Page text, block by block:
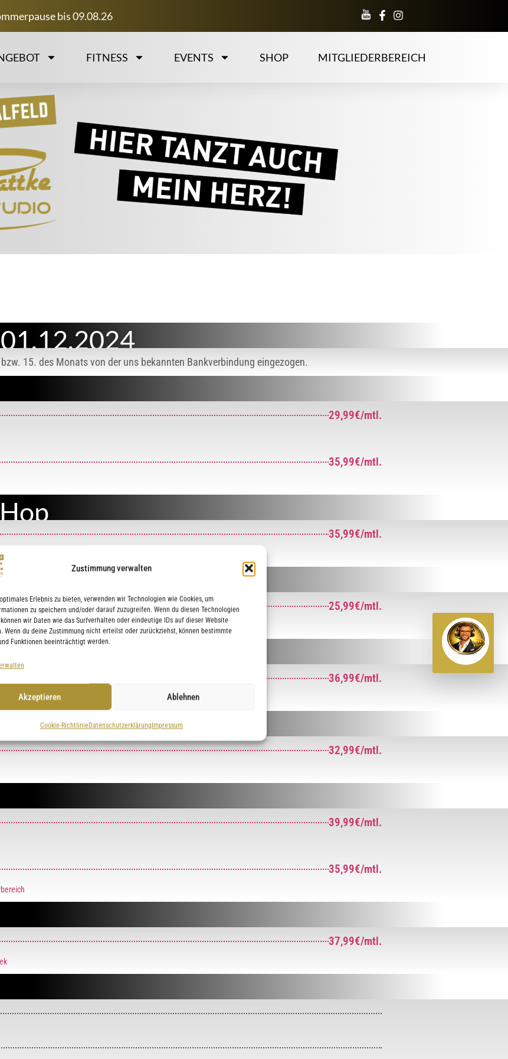
Zustimmung verwalten
Erlebnis zu bieten, verwenden wir Technologien wie Cookies, um
zu speichern und/oder darauf zuzugreifen. Wenn du diesen Technologien
wir Daten wie das Surfverhalten oder eindeutige IDs auf dieser Website
Wenn du deine Zustimmung nicht erteilst oder zurückziehst, können bestimmte
Funktionen beeinträchtigt werden.
Akzeptieren Ablehnen
Cookie-RichtlinieDatenschutzerklärungImpressum
bis 09.08.26
FITNESS EVENTS SHOP MITGLIEDERBEREICH
15. des Monats von der uns bekannten Bankverbindung eingezogen.
29,99€/mtl.
35,99€/mtl.
35,99€/mtl.
25,99€/mtl.
36,99€/mtl.
32,99€/mtl.
39,99€/mtl.
35,99€/mtl.
37,99€/mtl.